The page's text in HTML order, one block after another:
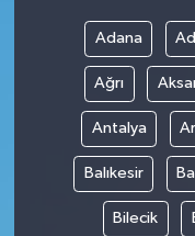
Adana
Ağrı
Antalya
Balıkesir
Bilecik